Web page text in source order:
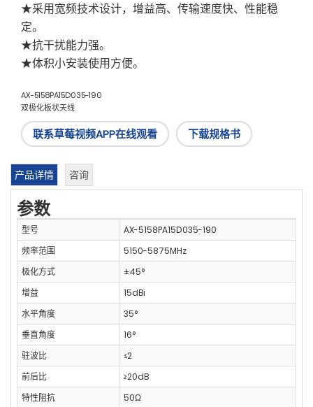
★采用宽频技术设计，增益高、传输速度快、性能稳
定。
★抗干扰能力强。
★体积小安装使用方便。
AX-5158PA15D035-190
双极化板状天线
联系草莓视频APP在线观看 下载规格书
产品详情 咨询
参数
型号
AX-5158PA15D035-190
频率范围
5150-5875MHz
极化方式
±45°
增益
15dBi
水平角度
35°
垂直角度
16°
驻波比
≤2
前后比
≥20dB
特性阻抗
50Ω